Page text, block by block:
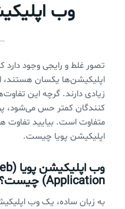
وب
تصور غلط و رایجی وجود
اپلیکیشن‌ها یکسان هستند،
زیادی دارند. گرچه این
کنندگان کمتر حس می‌شود،
متفاوت است. بیایید تفاوت
اپلیکیشن پویا چیست.
وب اپلیکیشن پویا (
Application) چیست؟
به زبان ساده، یک وب